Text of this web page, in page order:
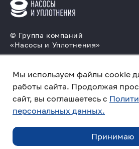
Мы используем файлы cookie
работы сайта. Продолжая
сайт, вы соглашаетесь с
персональных данных.
Принимаю
ПО
ЗАКАЗАТЬ
© Группа компаний
«Насосы и Уплотнения»
торцовых уплотнений
Политика
Создано в компании
продвигать и